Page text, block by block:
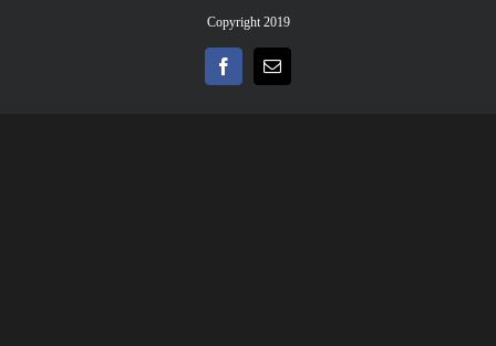
Copyright 2019